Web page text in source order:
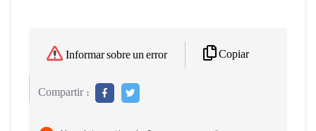
Informar sobre un error Copiar
Compartir :